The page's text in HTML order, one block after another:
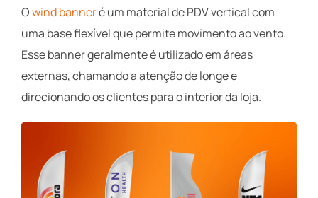
Owind banneré um material de PDV vertical com
uma base flexível que permite movimento ao vento.
Esse banner geralmente é utilizado em áreas
externas, chamando a atenção de longe e
direcionando os clientes para o interior da loja.